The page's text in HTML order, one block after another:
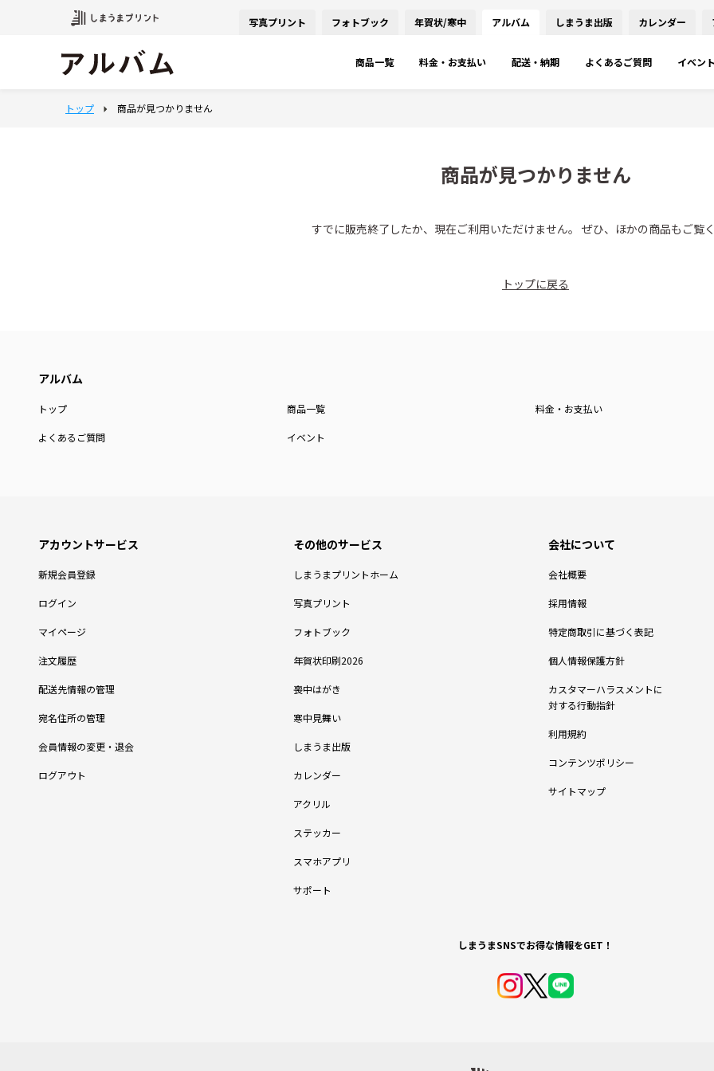
写真プリント フォトブック 年賀状/寒中 アルバム しまうま出版 カレンダー
商品一覧 料金・お支払い 配送・納期 よくあるご質問 イベント
商品が見つかりません
すでに販売終了したか、現在ご利用いただけません。 ぜひ、ほかの商品もご覧く
トップに戻る
トップ 商品一覧 料金・お支払い
よくあるご質問 イベント
新規会員登録
ログイン
マイページ
注文履歴
配送先情報の管理
宛名住所の管理
会員情報の変更・退会
ログアウト
しまうまプリントホーム
写真プリント
フォトブック
年賀状印刷2026
喪中はがき
寒中見舞い
しまうま出版
カレンダー
アクリル
ステッカー
スマホアプリ
サポート
会社概要
採用情報
特定商取引に基づく表記
個人情報保護方針
カスタマーハラスメントに
対する行動指針
利用規約
コンテンツポリシー
サイトマップ